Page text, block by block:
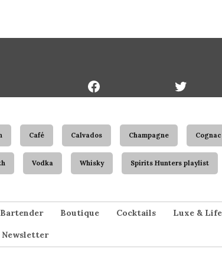
Café Calvados Champagne Cognac
Vodka Whisky Spirits Hunters playlist
Bartender Boutique Cocktails Luxe &
Newsletter